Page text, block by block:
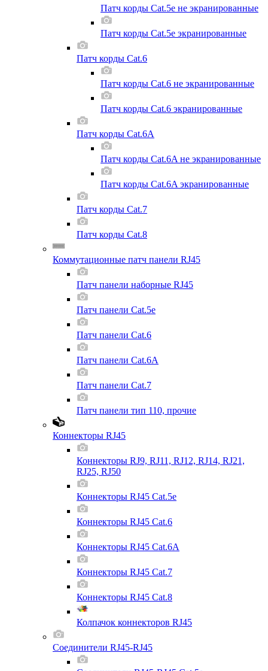
Патч корды Cat.5e не экранированные
Патч корды Cat.5e экранированные
Патч корды Cat.6
Патч корды Cat.6 не экранированные
Патч корды Cat.6 экранированные
Патч корды Cat.6A
Патч корды Cat.6A не экранированные
Патч корды Cat.6A экранированные
Патч корды Cat.7
Патч корды Cat.8
Коммутационные патч панели RJ45
Патч панели наборные RJ45
Патч панели Cat.5e
Патч панели Cat.6
Патч панели Cat.6A
Патч панели Cat.7
Патч панели тип 110, прочие
Коннекторы RJ45
Коннекторы RJ9, RJ11, RJ12, RJ14, RJ21,
RJ25, RJ50
Коннекторы RJ45 Cat.5e
Коннекторы RJ45 Cat.6
Коннекторы RJ45 Cat.6A
Коннекторы RJ45 Cat.7
Коннекторы RJ45 Cat.8
Колпачок коннекторов RJ45
Соединители RJ45-RJ45